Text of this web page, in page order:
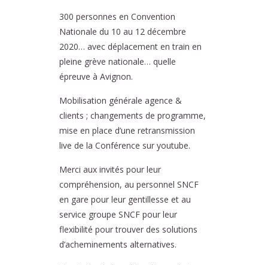
300 personnes en Convention
Nationale du 10 au 12 décembre
2020… avec déplacement en train en
pleine grève nationale… quelle
épreuve à Avignon.
Mobilisation générale agence &
clients ; changements de programme,
mise en place d’une retransmission
live de la Conférence sur youtube.
Merci aux invités pour leur
compréhension, au personnel SNCF
en gare pour leur gentillesse et au
service groupe SNCF pour leur
flexibilité pour trouver des solutions
d’acheminements alternatives.